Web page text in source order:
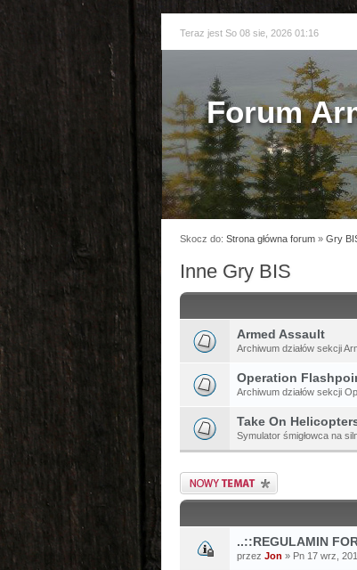
Teraz jest So 08 sie, 2026 01:16
Forum
Skocz do: Strona główna forum » Gry
Inne Gry BIS
Armed Assault
Archiwum działów sekcji
Operation
Archiwum działów sekcji
Take On
Symulator śmigłowca na
Napisz wątek
..::REGULAMIN
przez Jon » Pn 17 wrz,